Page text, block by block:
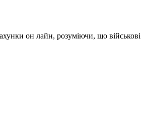
он лайн, розуміючи, що